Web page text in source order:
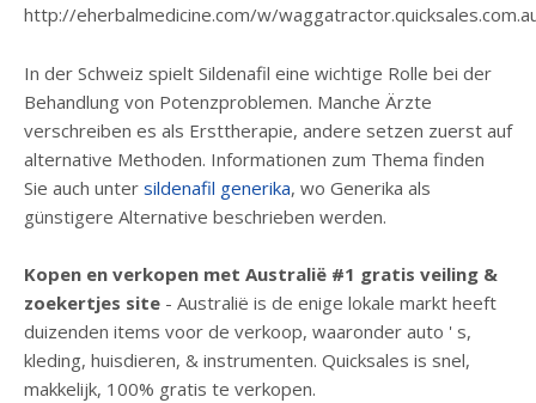
http://eherbalmedicine.com/w/
In der Schweiz spielt Sildenafil eine wichtige Rolle bei der
Behandlung von Potenzproblemen. Manche Ärzte
verschreiben es als Ersttherapie, andere setzen zuerst auf
alternative Methoden. Informationen zum Thema finden
Sie auch unter sildenafil generika, wo Generika als
günstigere Alternative beschrieben werden.
Kopen en verkopen met Australië #1 gratis veiling &
zoekertjes site - Australië is de enige lokale markt heeft
duizenden items voor de verkoop, waaronder auto ' s,
kleding, huisdieren, & instrumenten. Quicksales is snel,
makkelijk, 100% gratis te verkopen.